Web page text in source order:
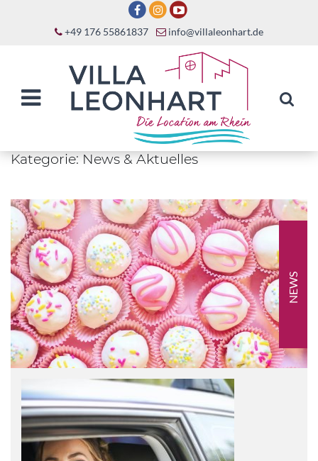
+49 176 55861837 info@villaleonhart.de
Kategorie:News & Aktuelles
NEWS